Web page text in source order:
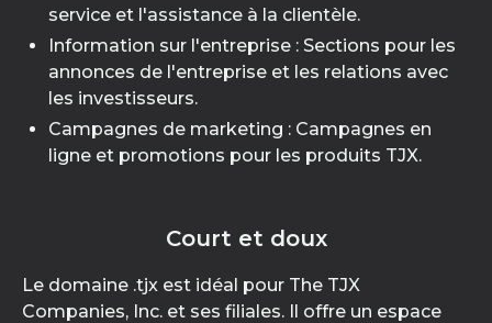
service et l'assistance à la clientèle.
Information sur l'entreprise : Sections pour les
annonces de l'entreprise et les relations avec
les investisseurs.
Campagnes de marketing : Campagnes en
ligne et promotions pour les produits TJX.
Court et doux
Le domaine .tjx est idéal pour The TJX
Companies, Inc. et ses filiales. Il offre un espace